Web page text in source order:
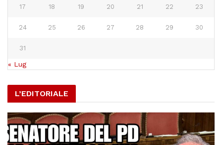
17 18 19 20 21 22 23
24 25 26 27 28 29 30
31
« Lug
L’EDITORIALE